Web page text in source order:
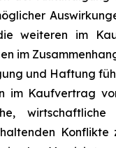
weiteren im
im
und Haftung
im Kaufvertrag